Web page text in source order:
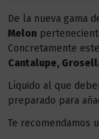
De la nueva gama
Melon
Concretamente
Cantalupe,
Líquido al que
preparado para
Te recomendamos